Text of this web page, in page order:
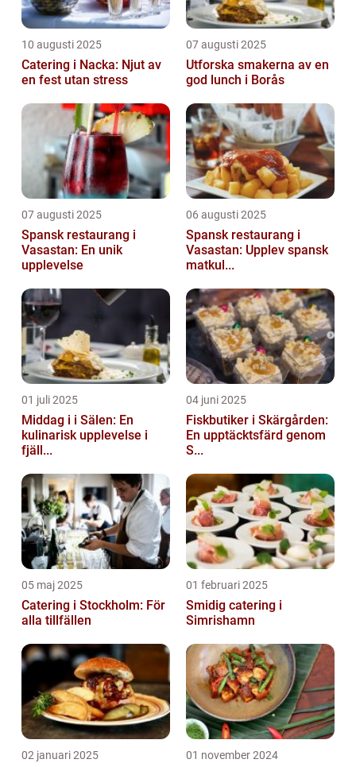
10 augusti 2025
Catering i Nacka: Njut av
en fest utan stress
07 augusti 2025
Utforska smakerna av en
god lunch i Borås
07 augusti 2025
Spansk restaurang i
Vasastan: En unik
upplevelse
06 augusti 2025
Spansk restaurang i
Vasastan: Upplev spansk
matkul...
01 juli 2025
Middag i i Sälen: En
kulinarisk upplevelse i
fjäll...
04 juni 2025
Fiskbutiker i Skärgården:
En upptäcktsfärd genom
S...
05 maj 2025
Catering i Stockholm: För
alla tillfällen
01 februari 2025
Smidig catering i
Simrishamn
02 januari 2025 01 november 2024